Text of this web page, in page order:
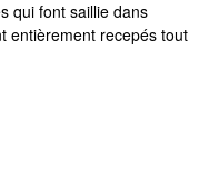
qui font saillie dans
entièrement recepés tout